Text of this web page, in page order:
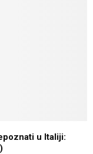
u Italiji: